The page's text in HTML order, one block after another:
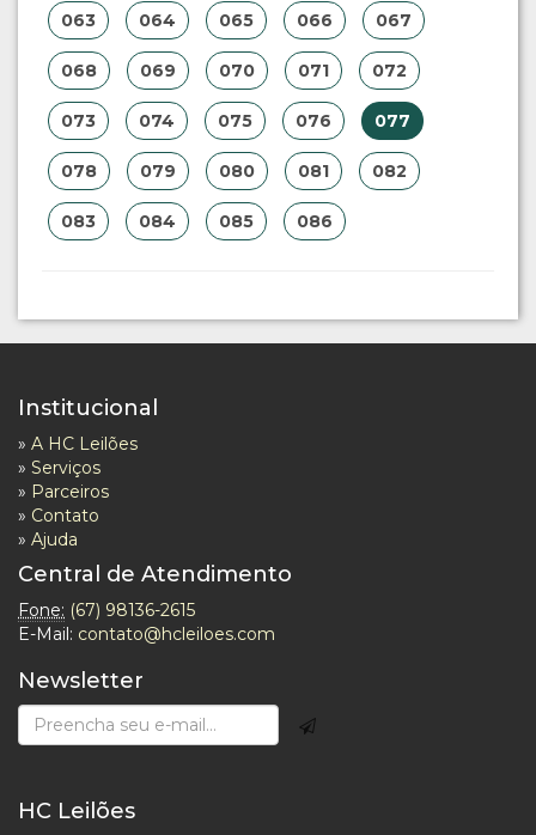
063 064 065 066 067
068 069 070 071 072
073 074 075 076 077
078 079 080 081 082
083 084 085 086
Institucional
» A HC Leilões
» Serviços
» Parceiros
» Contato
» Ajuda
Central de Atendimento
Fone: (67) 98136-2615
E-Mail: contato@hcleiloes.com
Newsletter
HC Leilões